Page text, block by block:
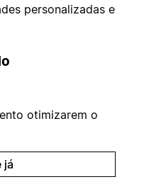
personalizadas e
otimizarem o
já